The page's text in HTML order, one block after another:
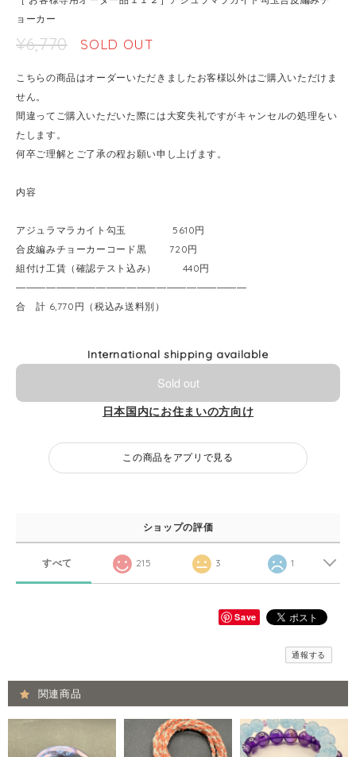
ョーカー
¥6,770 SOLD OUT
こちらの商品はオーダーいただきましたお客様以外はご購入いただけま
せん。
間違ってご購入いただいた際には大変失礼ですがキャンセルの処理をい
たします。
何卒ご理解とご了承の程お願い申し上げます。
内容
アジュラマラカイト勾玉 5610円
合皮編みチョーカーコード黒 720円
組付け工賃（確認テスト込み） 440円
―――――――――――――――――――――――
合 計 6,770円（税込み送料別）
International shipping available
Sold out
日本国内にお住まいの方向け
この商品をアプリで見る
ショップの評価
すべて 215 3 1
Save
通報する
関連商品